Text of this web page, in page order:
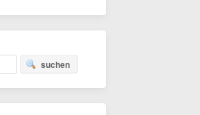
suchen